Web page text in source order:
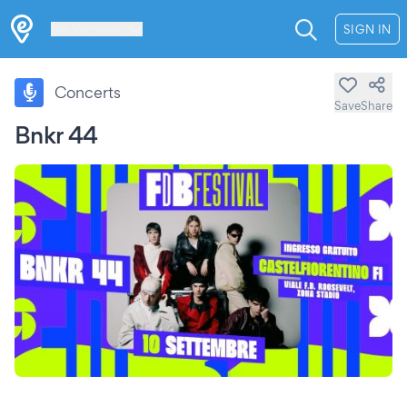
SIGN IN
Bnkr 44
Concerts
SaveShare